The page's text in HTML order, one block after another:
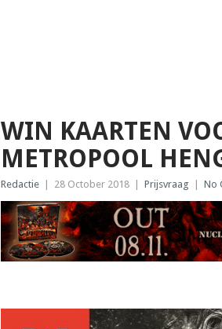
WIN KAARTEN
METROPOOL
Redactie 28 October 2018 Prijsvraag No